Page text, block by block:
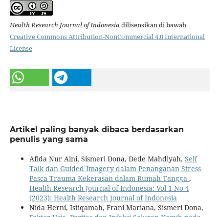
Health Research Journal of Indonesiadilisensikan di bawah
Creative Commons Attribution-NonCommercial 4.0 International
License
Artikel paling banyak dibaca berdasarkan
penulis yang sama
Afida Nur Aini, Sismeri Dona, Dede Mahdiyah, Self
Talk dan Guided Imagery dalam Penanganan Stress
Pasca Trauma Kekerasan dalam Rumah Tangga ,
Health Research Journal of Indonesia: Vol 1 No 4
(2023): Health Research Journal of Indonesia
Nida Herni, Istiqamah, Frani Mariana, Sismeri Dona,